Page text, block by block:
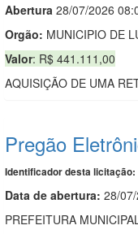
Abertura 28/07/2026
Orgão: MUNICIPIO DE
Valor: R$ 441.111,00
AQUISIÇÃO DE UMA
Pregão
Identificador desta licitação:
Data de abertura: 28/
PREFEITURA